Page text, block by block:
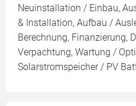
Neuinstallation / Einbau,
& Installation, Aufbau /
Berechnung, Finanzierung,
Verpachtung, Wartung /
Solarstromspeicher / PV